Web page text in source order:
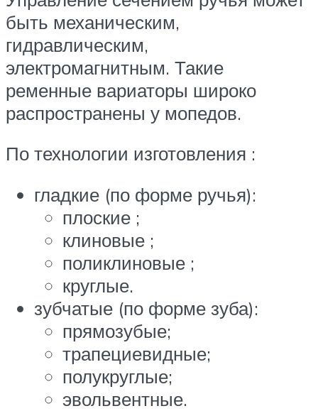
быть механическим,
гидравлическим,
электромагнитным. Такие
ременные вариаторы широко
распространены у мопедов.
По технологии изготовления :
гладкие (по форме ручья):
плоские ;
клиновые ;
поликлиновые ;
круглые.
зубчатые (по форме зуба):
прямозубые;
трапециевидные;
полукруглые;
эвольвентные.